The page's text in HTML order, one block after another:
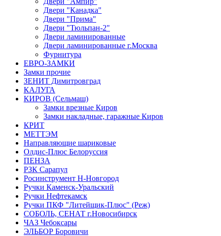
Двери "Канадка"
Двери "Прима"
Двери "Тюльпан-2"
Двери ламинированные
Двери ламинированные г.Москва
Фурнитура
ЕВРО-ЗАМКИ
Замки прочие
ЗЕНИТ Димитровград
КАЛУГА
КИРОВ (Сельмаш)
Замки врезные Киров
Замки накладные, гаражные Киров
КРИТ
МЕТТЭМ
Направляющие шариковые
Олдис-Плюс Белоруссия
ПЕНЗА
РЗК Сарапул
Росинструмент Н-Новгород
Ручки Каменск-Уральский
Ручки Нефтекамск
Ручки ПКФ "Литейщик-Плюс" (Реж)
СОБОЛЬ, СЕНАТ г.Новосибирск
ЧАЗ Чебоксары
ЭЛЬБОР Боровичи